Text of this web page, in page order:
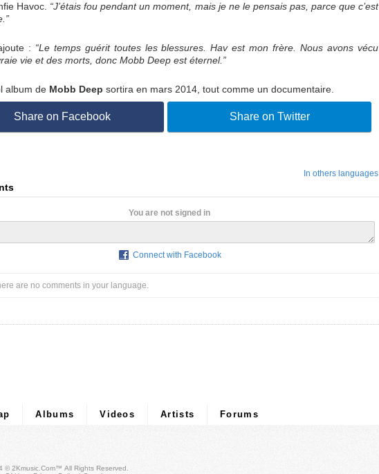
Havoc. “J’étais fou pendant un moment, mais je ne le pensais pas, parce que c’est
: “Le temps guérit toutes les blessures. Hav est mon frère. Nous avons vécu
vie et des morts, donc Mobb Deep est éternel.”
album de Mobb Deep sortira en mars 2014, tout comme un documentaire.
Share on Facebook Share on Twitter
In others languages
You are not signed in
Connect with Facebook
are no comments in your language.
Albums Videos Artists Forums
© 2Kmusic.com™ All Rights Reserved